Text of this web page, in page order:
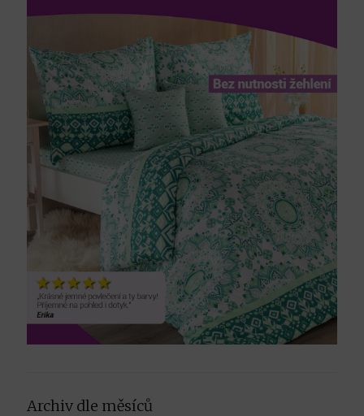
Archiv dle měsíců